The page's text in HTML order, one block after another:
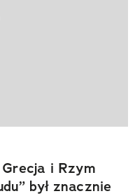
i Rzym
był znacznie